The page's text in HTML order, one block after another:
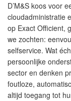
D’M&S koos voor
cloudadministratie
op Exact Officient,
we zochten:
selfservice. Wat
persoonlijke
sector en denken
foutloze,
altijd toegang tot